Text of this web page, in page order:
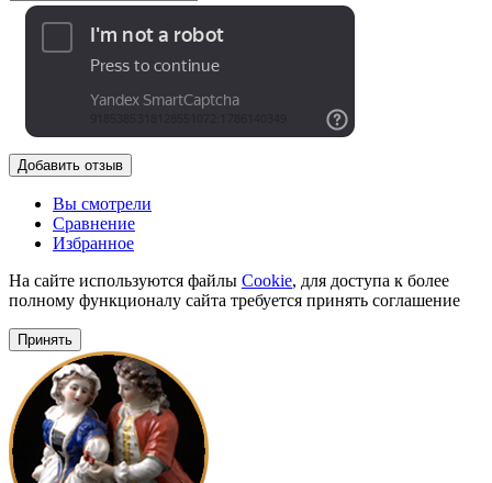
Добавить отзыв
Вы смотрели
Сравнение
Избранное
На сайте используются файлы Cookie, для доступа к более
полному функционалу сайта требуется принять соглашение
Принять